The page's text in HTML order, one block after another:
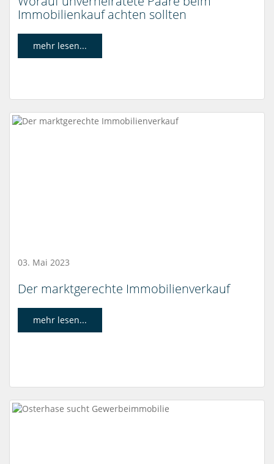
Immobilienkauf achten sollten
mehr lesen...
03. Mai 2023
Der marktgerechte Immobilienverkauf
mehr lesen...